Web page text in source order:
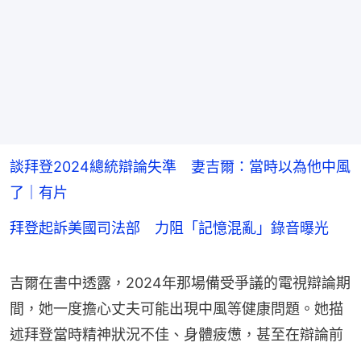
談拜登2024總統辯論失準 妻吉爾：當時以為他中風
了｜有片
拜登起訴美國司法部 力阻「記憶混亂」錄音曝光
吉爾在書中透露，2024年那場備受爭議的電視辯論期
間，她一度擔心丈夫可能出現中風等健康問題。她描
述拜登當時精神狀況不佳、身體疲憊，甚至在辯論前